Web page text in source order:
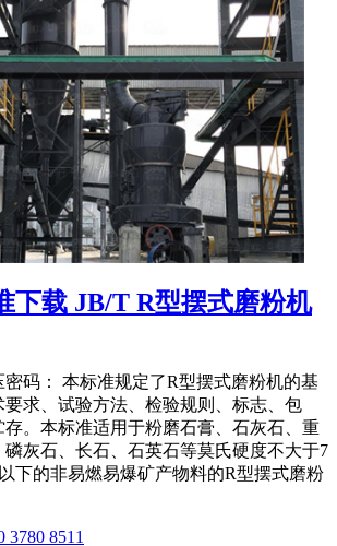
下载 JB/T R型摆式磨粉机
码： 本标准规定了R型摆式磨粉机的基
要求、试验方法、检验规则、标志、包
存。本标准适用于粉磨石膏、石灰石、重
灰石、长石、石英石等莫氏硬度不大于7
下的非易燃易爆矿产物料的R型摆式磨粉
3780 8511